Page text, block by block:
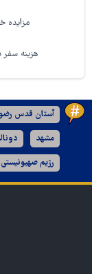
مزایده
هزینه سفر
آستان قدس
مشهد
رژیم صهیونیستی